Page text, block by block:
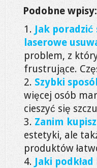
Podobne wpisy:
Jak
laserowe
problem, z
frustrujące.
Szybki
więcej osób
cieszyć się
Zanim
estetyki, ale
produktów
Jaki